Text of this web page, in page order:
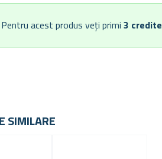
Pentru acest produs veți primi 3 credite
SIMILARE